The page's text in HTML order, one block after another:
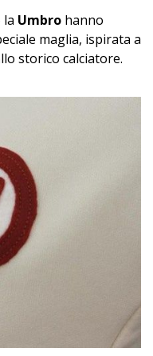
la Umbro hanno
maglia, ispirata a
storico calciatore.